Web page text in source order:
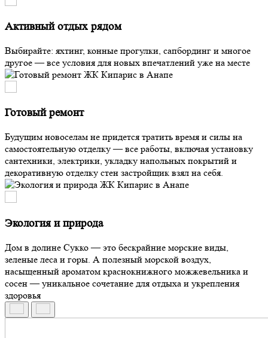
Активный отдых рядом
Выбирайте: яхтинг, конные прогулки, сапбординг и многое
другое — все условия для новых впечатлений уже на месте
Готовый ремонт
Будущим новоселам не придется тратить время и силы на
самостоятельную отделку — все работы, включая установку
сантехники, электрики, укладку напольных покрытий и
декоративную отделку стен застройщик взял на себя.
Экология и природа
Дом в долине Сукко — это бескрайние морские виды,
зеленые леса и горы. А полезный морской воздух,
насыщенный ароматом краснокнижного можжевельника и
сосен — уникальное сочетание для отдыха и укрепления
здоровья